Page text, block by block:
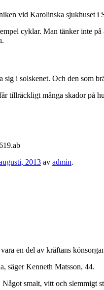
vid Karolinska sjukhuset i
cyklar. Man tänker inte
i solskenet. Och den som
tillräckligt många skador på
2013 av admin.
en del av kräftans
säger Kenneth Matsson, 44.
smalt, vitt och slemmigt